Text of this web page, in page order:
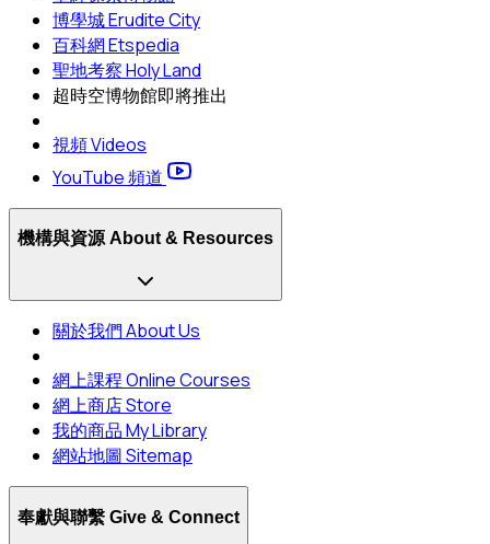
博學城 Erudite City
百科網 Etspedia
聖地考察 Holy Land
超時空博物館即將推出
視頻 Videos
YouTube 頻道
機構與資源 About & Resources
關於我們 About Us
網上課程 Online Courses
網上商店 Store
我的商品 My Library
網站地圖 Sitemap
奉獻與聯繫 Give & Connect